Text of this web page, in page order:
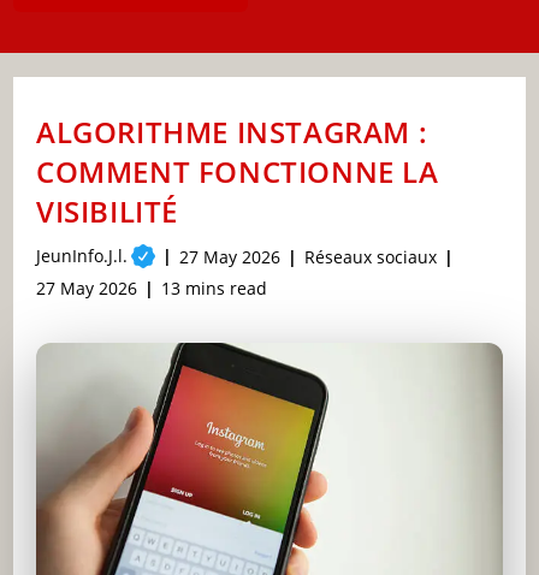
ALGORITHME INSTAGRAM :
COMMENT FONCTIONNE LA
VISIBILITÉ
Post
author:
JeunInfo.J.l.
Post
published:
27 May 2026
Post
Réseaux sociaux
Post
modified:
27 May 2026
Reading
13 mins read